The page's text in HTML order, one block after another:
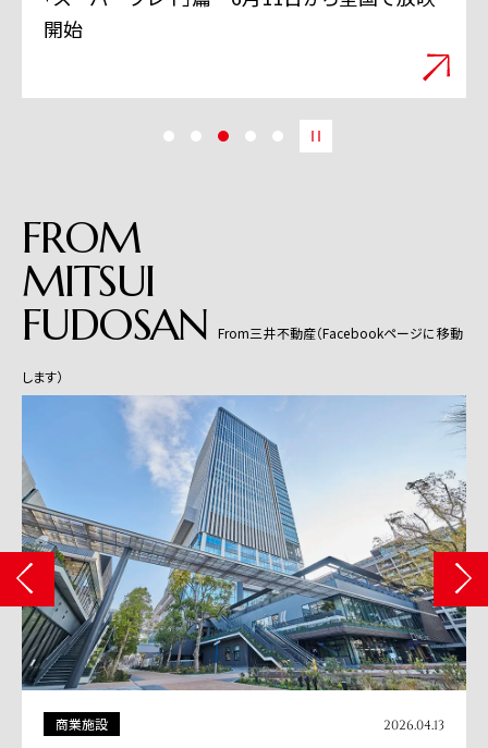
開始
FROM
MITSUI
FUDOSAN From三井不動産（Facebookページに移動
します）
商業施設 2026.04.13